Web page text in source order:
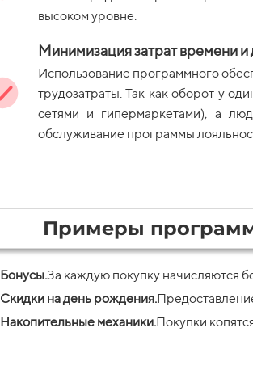
высоком уровне.
Минимизация затрат времени и
Использование программного
трудозатраты. Так как оборот у
сетями и гипермаркетами), а
обслуживание программы
Примеры
Бонусы.За каждую покупку начисляются
Скидки на день рождения.
Накопительные механики.Покупки